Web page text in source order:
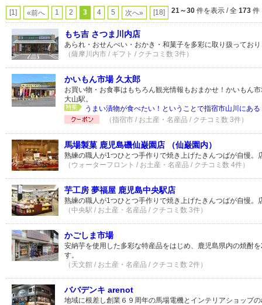
[1] «前へ 1 2 3 4 5 次へ» [18] 21～30 件を表示 / 全 173 件
もち吉 さつま川内店
あられ・おせんべい・おかき・和菓子を多彩に取り扱ってお
（薩摩川内市 / ギフト / クチコミ数 3件）
かいもん市場 久太郎
お買い物・お食事はもちろん観光情報もおまかせ！かいもん
大山駅。
うまい漬物が食べたい！ということで指宿市山川にあ
（指宿市 / お土産・名産品 / クチコミ数 3件）
馬場製菓 鹿児島磯仙巌園店 （仙巌園内）
熟練の職人が1つひとつ手作りで焼き上げたきんつばが自慢。
（ウォーターフロント / お土産・名産品 / クチコミ数 4件）
芋工房 夢福屋 鹿児島中央駅店
熟練の職人が1つひとつ手作りで焼き上げたきんつばが自慢。
（中央駅 / お土産・名産品 / クチコミ数 3件）
かごしま市場
安納芋を使用した多彩な特産品をはじめ、鹿児島県内の焼酎
す。
（天文館 / お土産・名産品 / クチコミ数 2件）
ババデンキ arenot
地域に根差し創業６９周年の馬場電機とインテリアショップ